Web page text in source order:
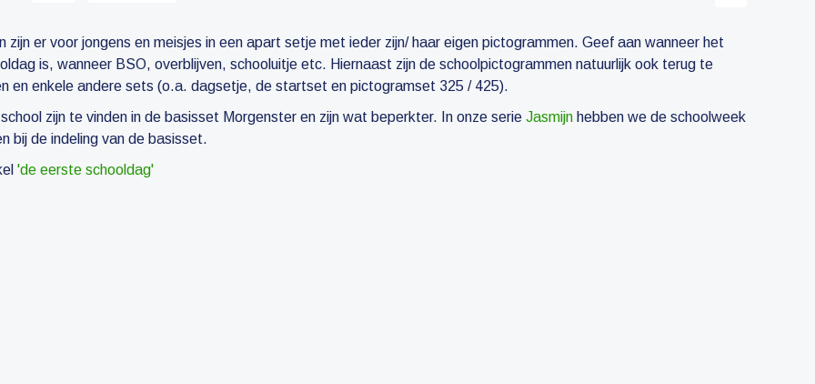
zijn er voor jongens en meisjes in een apart setje met ieder zijn/ haar eigen pictogrammen. Geef aan wanneer het
is, wanneer BSO, overblijven, schooluitje etc. Hiernaast zijn de schoolpictogrammen natuurlijk ook terug te
en enkele andere sets (o.a. dagsetje, de startset en pictogramset 325 / 425).
zijn te vinden in de basisset Morgenster en zijn wat beperkter. In onze serie Jasmijn hebben we de schoolweek
bij de indeling van de basisset.
'de eerste schooldag'